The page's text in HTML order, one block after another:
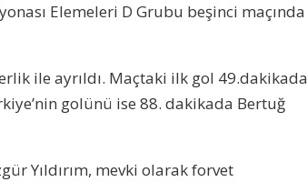
Elemeleri D Grubu beşinci maçında
ile ayrıldı. Maçtaki ilk gol 49.dakikada
golünü ise 88. dakikada Bertuğ
Yıldırım, mevki olarak forvet